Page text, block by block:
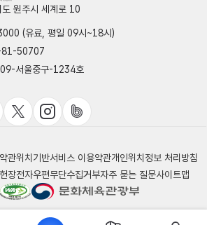
원주시 세계로 10
(유료, 평일 09시~18시)
50707
서울중구-1234호
관위치기반서비스 이용약관개인위치정보 처리방침
장전자우편무단수집거부자주 묻는 질문사이트맵